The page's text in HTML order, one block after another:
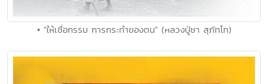
• "ให้เชื่อกรรม การกระทำของตน" (หลวงปู่ชา สุภัทโท)